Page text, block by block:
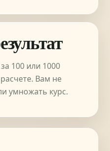
100 или 1000
Вам не
умножать курс.